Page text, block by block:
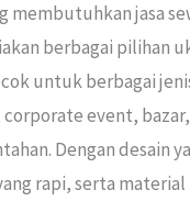
membutuhkan jasa
berbagai pilihan
untuk berbagai
event,
Dengan desain
rapi, serta